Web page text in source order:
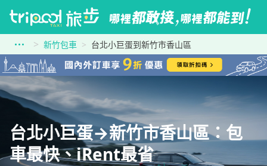
新竹包車 台北小巨蛋到新竹市香山區
台北小巨蛋→新竹市香山區：包
車最快、iRent最省